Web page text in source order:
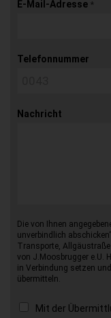
E-Mail-Adresse *
Telefonnummer
Nachricht
Die von Ihnen
unverbindlich
Transporte,
von J.Moosbrugger e.U.
in Verbindung setzen
übermitteln.
Mit der